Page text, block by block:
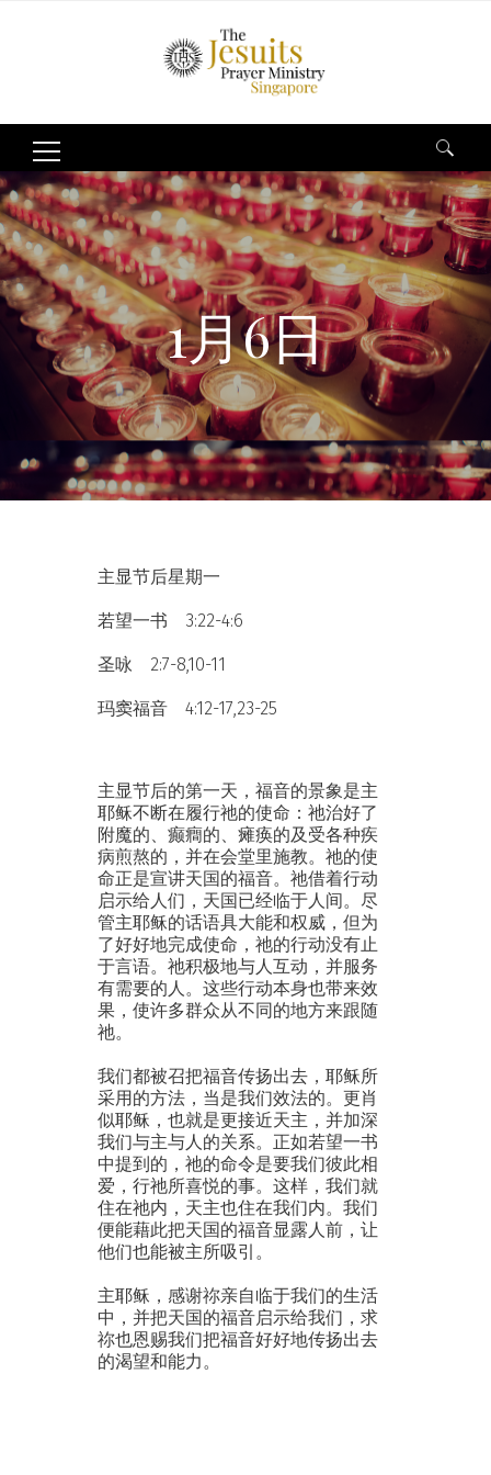
Search
for:
1月6日
主显节后星期一
若望一书 3:22-4:6
圣咏 2:7-8,10-11
玛窦福音 4:12-17,23-25
主显节后的第一天，福音的景象是主
耶稣不断在履行祂的使命：祂治好了
附魔的、癫癎的、瘫痪的及受各种疾
病煎熬的，并在会堂里施教。祂的使
命正是宣讲天国的福音。祂借着行动
启示给人们，天国已经临于人间。尽
管主耶稣的话语具大能和权威，但为
了好好地完成使命，祂的行动没有止
于言语。祂积极地与人互动，并服务
有需要的人。这些行动本身也带来效
果，使许多群众从不同的地方来跟随
祂。
我们都被召把福音传扬出去，耶稣所
采用的方法，当是我们效法的。更肖
似耶稣，也就是更接近天主，并加深
我们与主与人的关系。正如若望一书
中提到的，祂的命令是要我们彼此相
爱，行祂所喜悦的事。这样，我们就
住在祂内，天主也住在我们内。我们
便能藉此把天国的福音显露人前，让
他们也能被主所吸引。
主耶稣，感谢祢亲自临于我们的生活
中，并把天国的福音启示给我们，求
祢也恩赐我们把福音好好地传扬出去
的渴望和能力。